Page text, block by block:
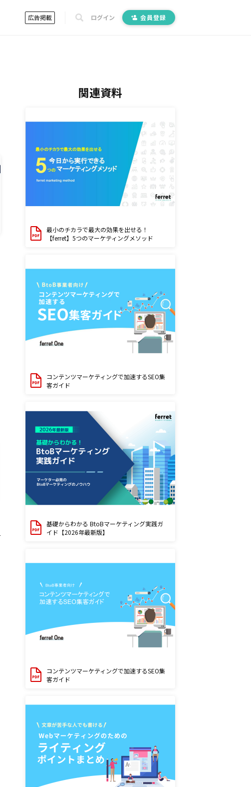
広告掲載 ログイン 会員登録
関連資料
最小のチカラで最大の効果を出せる！
【ferret】5つのマーケティングメソッド
コンテンツマーケティングで加速するSEO集
客ガイド
基礎からわかる BtoBマーケティング実践ガ
イド【2026年最新版】
コンテンツマーケティングで加速するSEO集
客ガイド